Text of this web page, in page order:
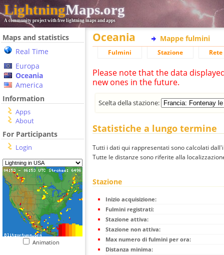
LightningMaps.org
A community project with free lightning maps and apps
Maps and statistics
Real Time
Europa
Oceania
America
Information
Apps
About
For Participants
Login
Animation
Oceania Mappe fulmini
Fulmini Stazione
Please note that the data
new ones in the future.
Scelta della stazione:
Statistiche a lungo termine
Tutti i dati qui rappresentati sono calcolati
Tutte le distanze sono riferite alla
Stazione
Inizio acquisizione:
Fulmini registrati:
Stazione attiva:
Stazione non attiva:
Max numero di fulmini per ora:
Distanza minima: